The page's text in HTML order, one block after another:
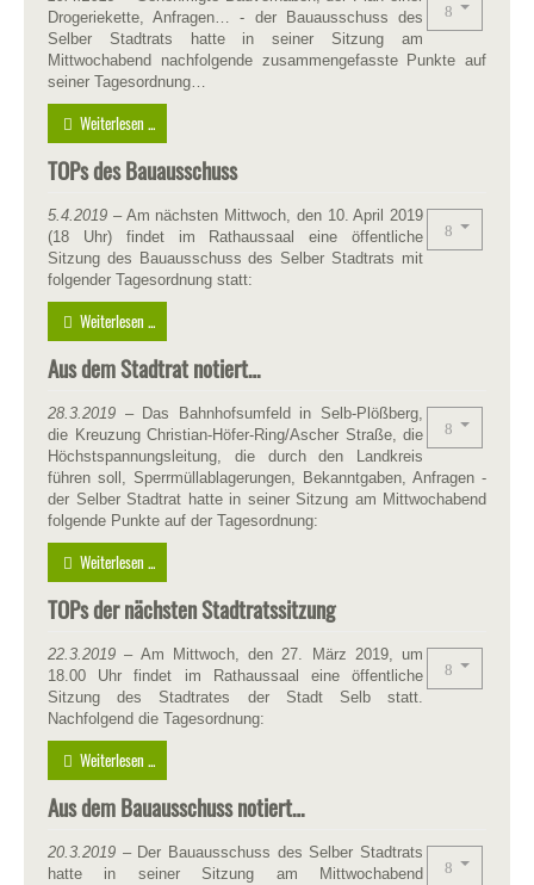
Drogeriekette, Anfragen… - der Bauausschuss des
Selber Stadtrats hatte in seiner Sitzung am
Mittwochabend nachfolgende zusammengefasste Punkte auf
seiner Tagesordnung…
Weiterlesen ...
TOPs des Bauausschuss
5.4.2019 – Am nächsten Mittwoch, den 10. April 2019
(18 Uhr) findet im Rathaussaal eine öffentliche
Sitzung des Bauausschuss des Selber Stadtrats mit
folgender Tagesordnung statt:
Weiterlesen ...
Aus dem Stadtrat notiert…
28.3.2019 – Das Bahnhofsumfeld in Selb-Plößberg,
die Kreuzung Christian-Höfer-Ring/Ascher Straße, die
Höchstspannungsleitung, die durch den Landkreis
führen soll, Sperrmüllablagerungen, Bekanntgaben, Anfragen -
der Selber Stadtrat hatte in seiner Sitzung am Mittwochabend
folgende Punkte auf der Tagesordnung:
Weiterlesen ...
TOPs der nächsten Stadtratssitzung
22.3.2019 – Am Mittwoch, den 27. März 2019, um
18.00 Uhr findet im Rathaussaal eine öffentliche
Sitzung des Stadtrates der Stadt Selb statt.
Nachfolgend die Tagesordnung:
Weiterlesen ...
Aus dem Bauausschuss notiert…
20.3.2019 – Der Bauausschuss des Selber Stadtrats
hatte in seiner Sitzung am Mittwochabend